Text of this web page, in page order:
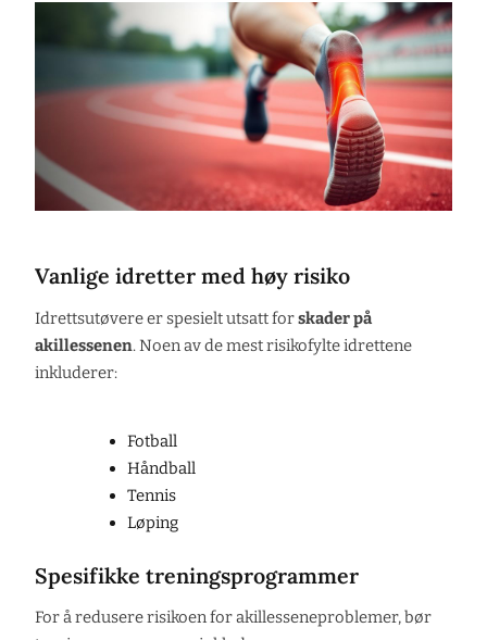
Vanlige idretter med høy risiko
Idrettsutøvere er spesielt utsatt forskader på
akillessenen. Noen av de mest risikofylte idrettene
inkluderer:
Fotball
Håndball
Tennis
Løping
Spesifikke treningsprogrammer
For å redusere risikoen for akillesseneproblemer, bør